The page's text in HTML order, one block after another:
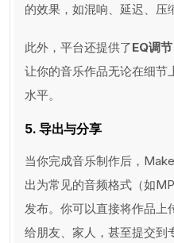
的效果，如混响、延迟、压
此外，平台还提供了EQ调节
让你的音乐作品无论在细节
水平。
5. 导出与分享
当你完成音乐制作后，
出为常见的音频格式（如
发布。你可以直接将作品上
给朋友、家人，甚至提交到